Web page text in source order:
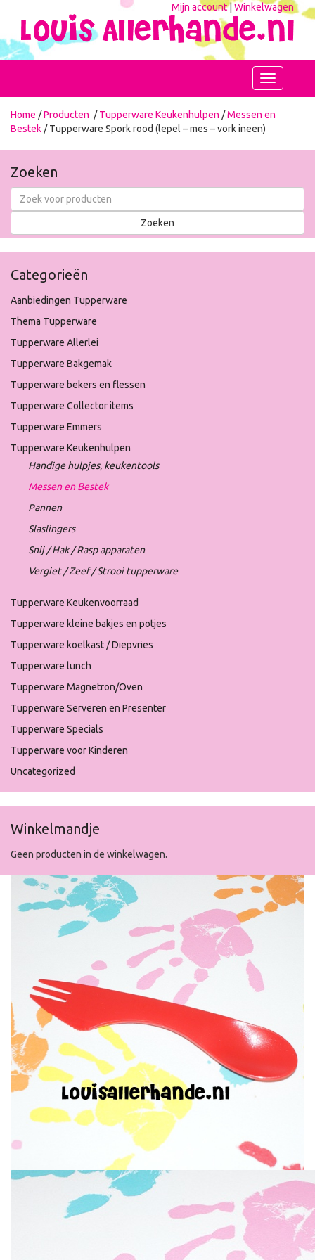
Mijn account|Winkelwagen
Toggle
navigation
Home /Producten /Tupperware Keukenhulpen /Messen en
Bestek / Tupperware Spork rood (lepel – mes – vork ineen)
Zoeken
Categorieën
Aanbiedingen Tupperware
Thema Tupperware
Tupperware Allerlei
Tupperware Bakgemak
Tupperware bekers en flessen
Tupperware Collector items
Tupperware Emmers
Tupperware Keukenhulpen
Handige hulpjes, keukentools
Messen en Bestek
Pannen
Slaslingers
Snij / Hak / Rasp apparaten
Vergiet / Zeef / Strooi tupperware
Tupperware Keukenvoorraad
Tupperware kleine bakjes en potjes
Tupperware koelkast / Diepvries
Tupperware lunch
Tupperware Magnetron/Oven
Tupperware Serveren en Presenter
Tupperware Specials
Tupperware voor Kinderen
Uncategorized
Winkelmandje
Geen producten in de winkelwagen.